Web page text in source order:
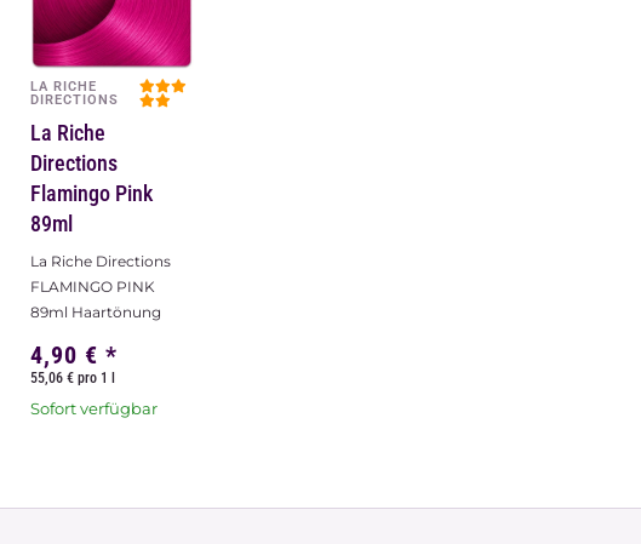
LA RICHE
DIRECTIONS
La Riche
Directions
Flamingo Pink
89ml
La Riche Directions
FLAMINGO PINK
89ml Haartönung
4,90 € *
55,06 € pro 1 l
Sofort verfügbar